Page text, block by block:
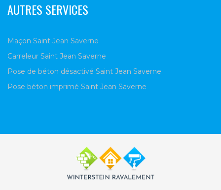
AUTRES SERVICES
Maçon Saint Jean Saverne
Carreleur Saint Jean Saverne
Pose de béton désactivé Saint Jean Saverne
Pose béton imprimé Saint Jean Saverne